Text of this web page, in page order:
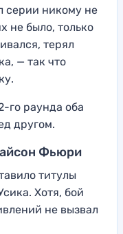
серии никому не
не было, только
терял
— так что
го раунда оба
другом.
Фьюри
титулы
Хотя, бой
не вызвал